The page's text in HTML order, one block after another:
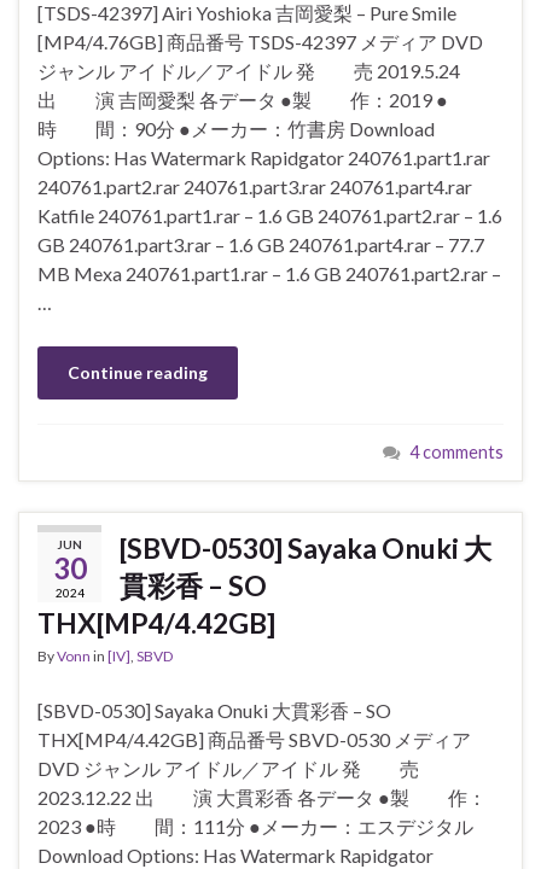
[TSDS-42397] Airi Yoshioka 吉岡愛梨 – Pure Smile
[MP4/4.76GB] 商品番号 TSDS-42397 メディア DVD
ジャンル アイドル／アイドル 発 売 2019.5.24
出 演 吉岡愛梨 各データ ●製 作：2019 ●
時 間：90分 ●メーカー：竹書房 Download
Options: Has Watermark Rapidgator 240761.part1.rar
240761.part2.rar 240761.part3.rar 240761.part4.rar
Katfile 240761.part1.rar – 1.6 GB 240761.part2.rar – 1.6
GB 240761.part3.rar – 1.6 GB 240761.part4.rar – 77.7
MB Mexa 240761.part1.rar – 1.6 GB 240761.part2.rar –
…
Continue reading
4 comments
JUN
30
2024
[SBVD-0530] Sayaka Onuki 大
貫彩香 – SO
THX[MP4/4.42GB]
ByVonn in [IV], SBVD
[SBVD-0530] Sayaka Onuki 大貫彩香 – SO
THX[MP4/4.42GB] 商品番号 SBVD-0530 メディア
DVD ジャンル アイドル／アイドル 発 売
2023.12.22 出 演 大貫彩香 各データ ●製 作：
2023 ●時 間：111分 ●メーカー：エスデジタル
Download Options: Has Watermark Rapidgator